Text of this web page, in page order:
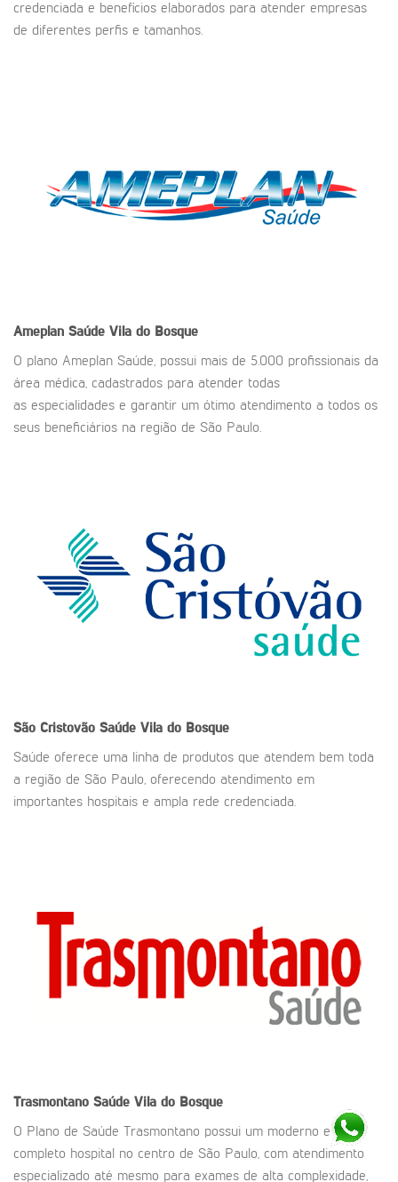
credenciada e benefícios elaborados para atender empresas
de diferentes perfis e tamanhos.
Ameplan Saúde Vila do Bosque
O plano Ameplan Saúde, possui mais de 5.000 profissionais da
área médica, cadastrados para atender todas
as especialidades e garantir um ótimo atendimento a todos os
seus beneficiários na região de São Paulo.
São Cristovão Saúde Vila do Bosque
Saúde oferece uma linha de produtos que atendem bem toda
a região de São Paulo, oferecendo atendimento em
importantes hospitais e ampla rede credenciada.
Trasmontano Saúde Vila do Bosque
O Plano de Saúde Trasmontano possui um moderno e
completo hospital no centro de São Paulo, com atendimento
especializado até mesmo para exames de alta complexidade,